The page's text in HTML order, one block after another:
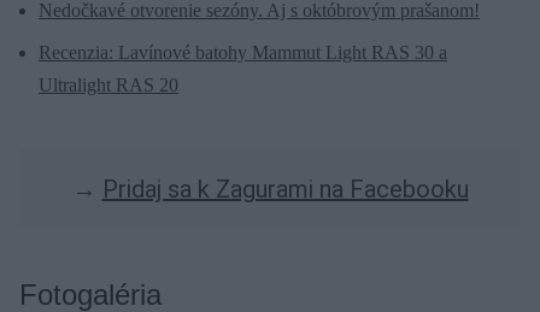
Nedočkavé otvorenie sezóny. Aj s októbrovým prašanom!
Recenzia: Lavínové batohy Mammut Light RAS 30 a
Ultralight RAS 20
→ Pridaj sa k Zagurami na Facebooku
Fotogaléria